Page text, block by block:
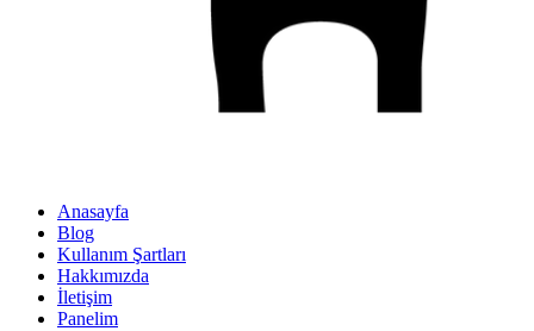
Anasayfa
Blog
Kullanım Şartları
Hakkımızda
İletişim
Panelim